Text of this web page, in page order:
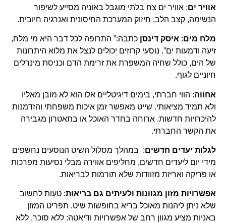
אוויר ים : אוויר ים צח בלתי מוגבל באוניה מסייע לשיפור
הנשימה, קצב הלב, חיזוק המערכת החיסונית ואנרגיה חיובית.
מלח מים:איסק דינסןכתבה:” התרופה לכל דבר היא מי מלח,
זיעה ודמעות ים”. נוסעי קרוזים יכולים לנצל את מלוא היתרונות
של הים, כולל שחיה המשפרת את זרימת הדם וכניסת מינרלים
חיוניים לגוף.
אחווה: הווי חברתי, בימים דיגיטליים אלו הוא לא מובן מאליו
ולא תמיד מציאותי. שייט מאפשר זמן איכות משפחתי והזדמנות
להיכרויות חדשות. ארוחה בחדר האוכל או בתאטרון מגבירה
את הקשר החברתי.
לגלות יעדים חדשים: במהלך מסלול השיט הנוסעים נחשפים
מידי יום ליעדים חדשים, מחליפים אווירה מבלי נסיעות מפרכות
או פריקה ואריזת מזוודות שלא תורמות לבריאות.
אפשרויות מזון מגוונות ולעיתים גם בריאות: טעות לחשוב
שלא ניתן ליהנות מאוכל בריא בחופשות שיט. תפריט המזון
באניות מציע מגוון רחב של אפשרויות ודיאטה: ללא סוכר, ללא